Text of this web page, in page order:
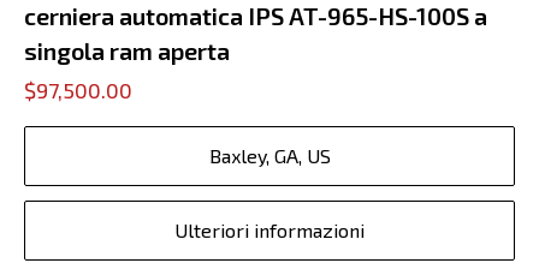
cerniera automatica IPS AT-965-HS-100S a
singola ram aperta
$97,500.00
Baxley, GA, US
Ulteriori informazioni